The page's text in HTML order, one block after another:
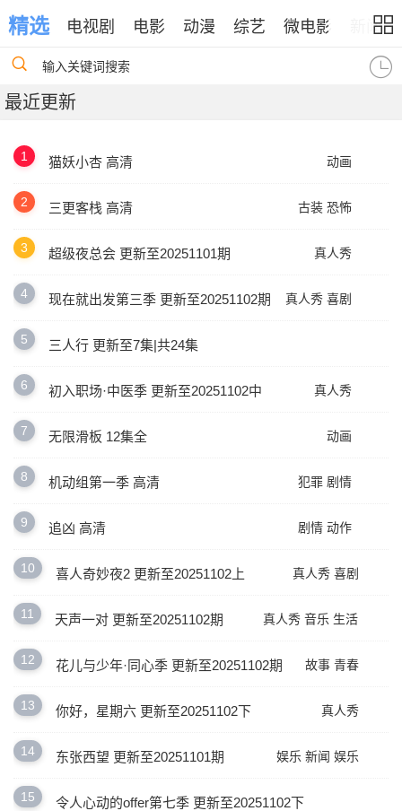
精选 电视剧 电影 动漫 综艺 微电影 新闻
输入关键词搜索
最近更新
1 猫妖小杏 高清 动画
2 三更客栈 高清 古装 恐怖
3 超级夜总会 更新至20251101期 真人秀
4 现在就出发第三季 更新至20251102期 真人秀 喜剧
5 三人行 更新至7集|共24集
6 初入职场·中医季 更新至20251102中 真人秀
7 无限滑板 12集全 动画
8 机动组第一季 高清 犯罪 剧情
9 追凶 高清 剧情 动作
10 喜人奇妙夜2 更新至20251102上 真人秀 喜剧
11 天声一对 更新至20251102期 真人秀 音乐 生活
12 花儿与少年·同心季 更新至20251102期 故事 青春
13 你好，星期六 更新至20251102下 真人秀
14 东张西望 更新至20251101期 娱乐 新闻 娱乐
15 令人心动的offer第七季 更新至20251102下